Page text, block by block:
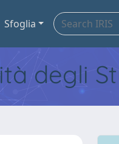
Sfoglia
degli